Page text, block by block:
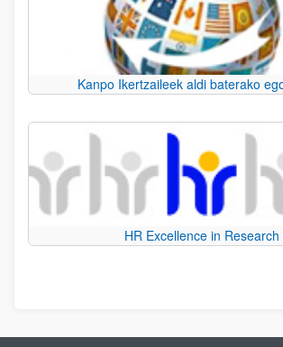
Kanpo Ikertzaileek aldi baterako
HR Excellence in Research